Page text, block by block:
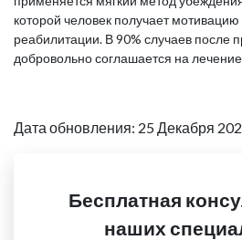
которой человек получает
реабилитации. В 90% случаев после
добровольно соглашается на
Дата обновления: 25 Декабря
Бесплатная
наших